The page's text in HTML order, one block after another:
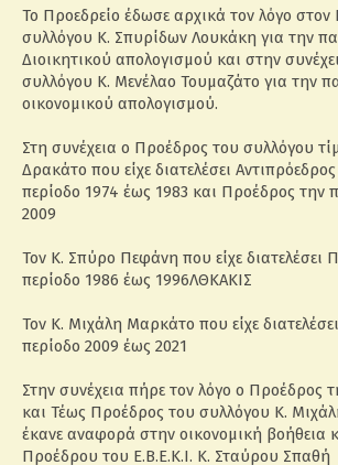
Το Προεδρείο έδωσε αρχικά τον λόγο
συλλόγου Κ. Σπυρίδων Λουκάκη για την
Διοικητικού απολογισμού και στην
συλλόγου Κ. Μενέλαο Τουμαζάτο για την
οικονομικού απολογισμού.
Στη συνέχεια ο Προέδρος του συλλόγου
Δρακάτο που είχε διατελέσει
περίοδο 1974 έως 1983 και Προέδρος την
2009
Τον Κ. Σπύρο Πεφάνη που είχε διατελέσει
περίοδο 1986 έως 1996ΛΘΚΑΚΙΣ
Τον Κ. Μιχάλη Μαρκάτο που είχε
περίοδο 2009 έως 2021
Στην συνέχεια πήρε τον λόγο ο Προέδρος
και Τέως Προέδρος του συλλόγου Κ.
έκανε αναφορά στην οικονομική βοήθεια
Προέδρου του Ε.Β.Ε.Κ.Ι. Κ. Σταύρου Σπαθή